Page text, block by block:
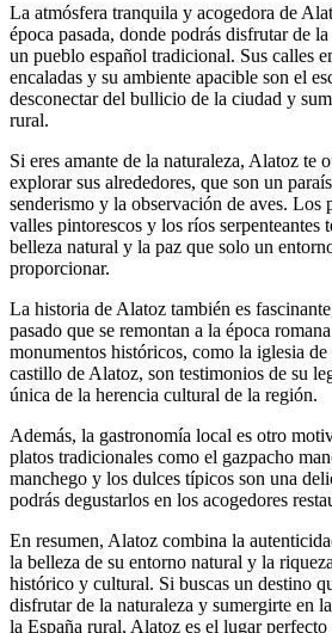
La atmósfera tranquila y acogedora de
época pasada, donde podrás disfrutar de
un pueblo español tradicional. Sus calles
encaladas y su ambiente apacible son el
desconectar del bullicio de la ciudad y
rural.
Si eres amante de la naturaleza, Alatoz te
explorar sus alrededores, que son un
senderismo y la observación de aves. Los
valles pintorescos y los ríos serpenteantes
belleza natural y la paz que solo un
proporcionar.
La historia de Alatoz también es
pasado que se remontan a la época
monumentos históricos, como la iglesia
castillo de Alatoz, son testimonios de su
única de la herencia cultural de la región.
Además, la gastronomía local es otro
platos tradicionales como el gazpacho
manchego y los dulces típicos son una
podrás degustarlos en los acogedores
En resumen, Alatoz combina la
la belleza de su entorno natural y la
histórico y cultural. Si buscas un destino
disfrutar de la naturaleza y sumergirte en
la España rural, Alatoz es el lugar